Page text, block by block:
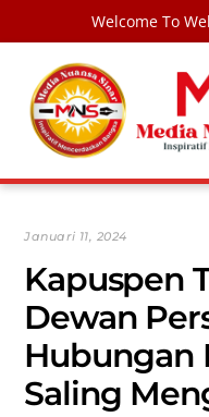
Welcome To
content
Januari 11, 2024
Kapuspen
Dewan
Hubungan
Saling